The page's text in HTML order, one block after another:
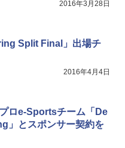
2016年3月28日
Split Final」出場チ
2016年4月4日
ロe-Sportsチーム「De
」とスポンサー契約を